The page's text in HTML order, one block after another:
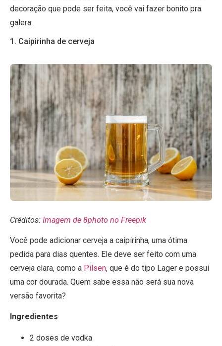
decoração que pode ser feita, você vai fazer bonito pra
galera.
1. Caipirinha de cerveja
Créditos: Imagem de 8photo no Freepik
Você pode adicionar cerveja a caipirinha, uma ótima
pedida para dias quentes. Ele deve ser feito com uma
cerveja clara, como a Pilsen, que é do tipo Lager e possui
uma cor dourada. Quem sabe essa não será sua nova
versão favorita?
Ingredientes
2 doses de vodka